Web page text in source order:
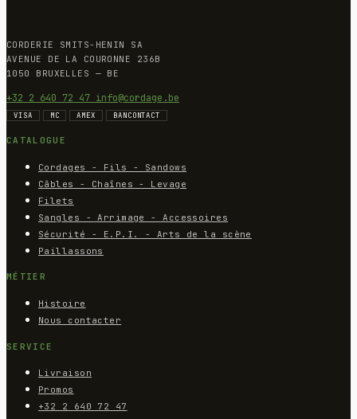
CORDERIE SMITS-HENIN SA
AVENUE DE LA COURONNE 236B
1050 BRUXELLES — BE
+32 2 640 72 47 info@cordage.be
VISA MC AMEX BANCONTACT
CATALOGUE
Cordages - Fils - Sandows
Câbles - Chaînes - Levage
Filets
Sangles - Arrimage - Accessoires
Sécurité - E.P.I. - Arts de la scène
Paillassons
MÉTIER
Histoire
Nous contacter
SERVICE
Livraison
Promos
+32 2 640 72 47